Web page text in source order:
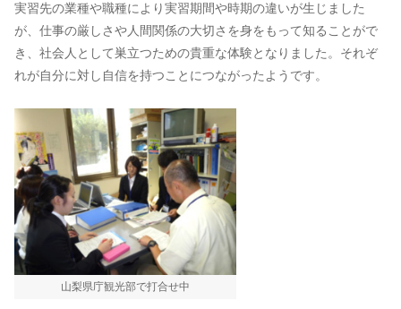
実習先の業種や職種により実習期間や時期の違いが生じました
が、仕事の厳しさや人間関係の大切さを身をもって知ることがで
き、社会人として巣立つための貴重な体験となりました。それぞ
れが自分に対し自信を持つことにつながったようです。
山梨県庁観光部で打合せ中